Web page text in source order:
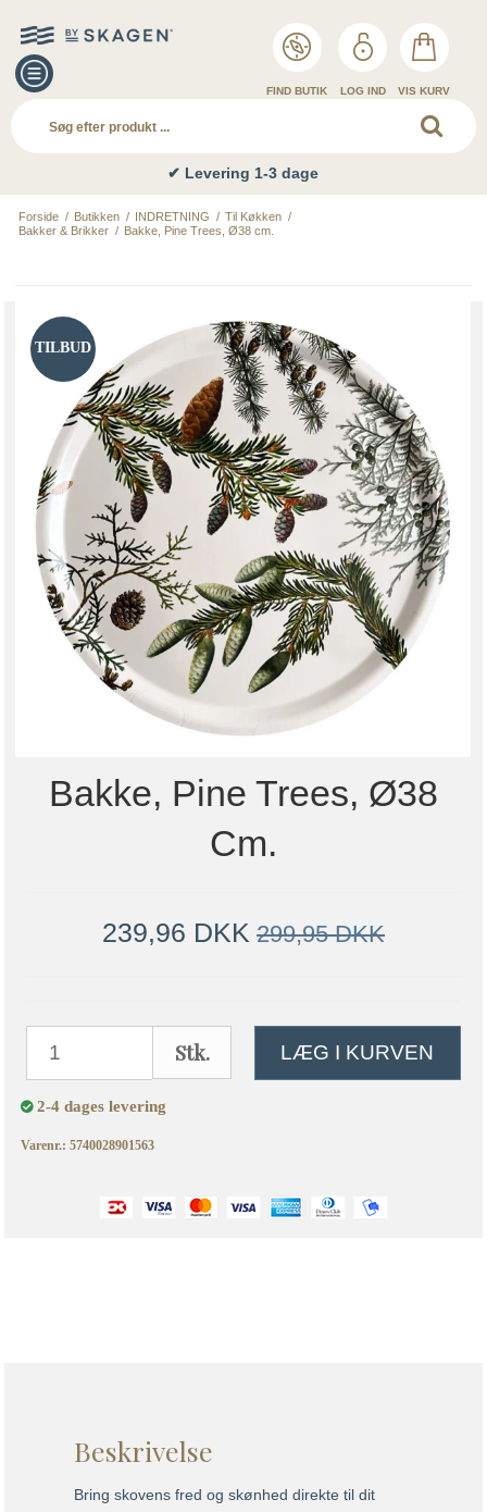
FIND BUTIK LOG IND VIS KURV
✔ Levering 1-3 dage
Forside / Butikken / INDRETNING / Til Køkken /
Bakker & Brikker / Bakke, Pine Trees, Ø38 cm.
TILBUD
Bakke, Pine Trees, Ø38
Cm.
239,96 DKK 299,95 DKK
Stk. LÆG I KURVEN
2-4 dages levering
Varenr.: 5740028901563
Beskrivelse
Bring skovens fred og skønhed direkte til dit